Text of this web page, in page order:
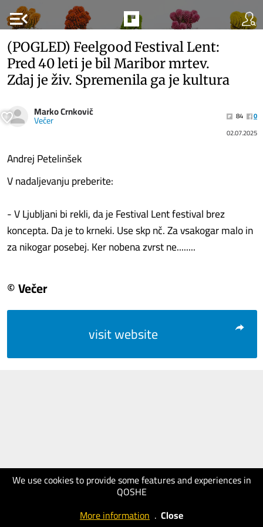
menu_open
We use cookies to provide some features and experiences in
QOSHE
More information . Close
(POGLED) Feelgood Festival Lent:
Pred 40 leti je bil Maribor mrtev.
Zdaj je živ. Spremenila ga je kultura
Marko Crnkovič
Večer 84
0
02.07.2025
Andrej Petelinšek
V nadaljevanju preberite:
- V Ljubljani bi rekli, da je Festival Lent festival brez
koncepta. Da je to krneki. Use skp nč. Za vsakogar malo in
za nikogar posebej. Ker nobena zvrst ne........
© Večer
visit website